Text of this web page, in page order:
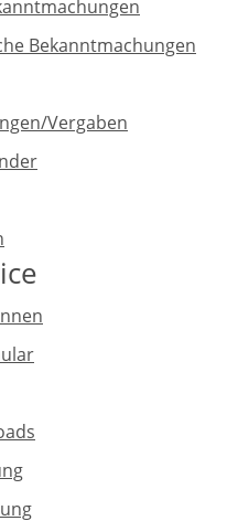
Bekanntmachungen
Vergaben